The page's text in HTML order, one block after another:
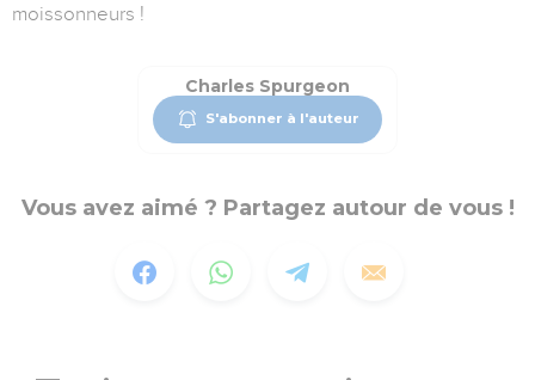
moissonneurs !
Charles Spurgeon
S'abonner à l'auteur
Vous avez aimé ? Partagez autour de vous !